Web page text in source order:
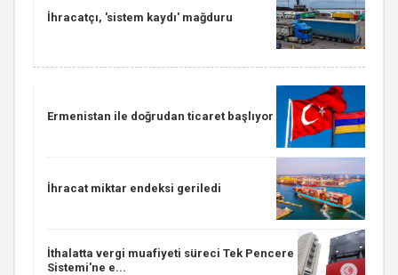
İhracatçı, 'sistem kaydı' mağduru
Ermenistan ile doğrudan ticaret başlıyor
İhracat miktar endeksi geriledi
İthalatta vergi muafiyeti süreci Tek Pencere
Sistemi'ne e...